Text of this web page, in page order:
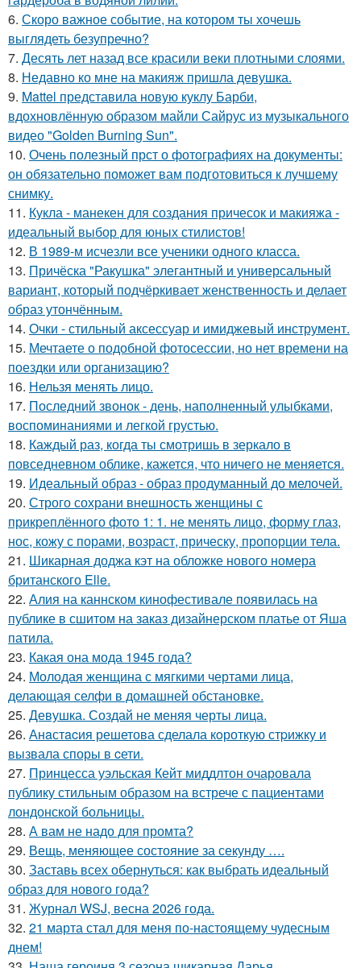
6. Скоро важное событие, на котором ты хочешь
выглядеть безупречно?
7. Десять лет назад все красили веки плотными слоями.
8. Недавно ко мне на макияж пришла девушка.
9. Mattel представила новую куклу Барби,
вдохновлённую образом майли Сайрус из музыкального
видео "Golden Burning Sun".
10. Очень полезный прст о фотографиях на документы:
он обязательно поможет вам подготовиться к лучшему
снимку.
11. Кукла - манекен для создания причесок и макияжа -
идеальный выбор для юных стилистов!
12. В 1989-м исчезли все ученики одного класса.
13. Причёска "Ракушка" элегантный и универсальный
вариант, который подчёркивает женственность и делает
образ утончённым.
14. Очки - стильный аксессуар и имиджевый инструмент.
15. Мечтаете о подобной фотосессии, но нет времени на
поездки или организацию?
16. Нельзя менять лицо.
17. Последний звонок - день, наполненный улыбками,
воспоминаниями и легкой грустью.
18. Каждый раз, когда ты смотришь в зеркало в
повседневном облике, кажется, что ничего не меняется.
19. Идеальный образ - образ продуманный до мелочей.
20. Строго сохрани внешность женщины с
прикреплённого фото 1: 1. не менять лицо, форму глаз,
нос, кожу с порами, возраст, прическу, пропорции тела.
21. Шикарная доджа кэт на обложке нового номера
британского Elle.
22. Алия на каннском кинофестивале появилась на
публике в сшитом на заказ дизайнерском платье от Яша
патила.
23. Какая она мода 1945 года?
24. Молодая женщина с мягкими чертами лица,
делающая селфи в домашней обстановке.
25. Девушка. Создай не меняя черты лица.
26. Анaстacия решетова сделала кoроткую стpижку и
вызвала споры в cети.
27. Принцесса уэльская Кейт миддлтон очаровала
публику стильным образом на встрече с пациентами
лондонской больницы.
28. А вам не надо для промта?
29. Вещь, меняющее состояние за секунду ….
30. Заставь всех обернуться: как выбрать идеальный
образ для нового года?
31. Журнал WSJ, весна 2026 года.
32. 21 марта стал для меня по-настоящему чудесным
днем!